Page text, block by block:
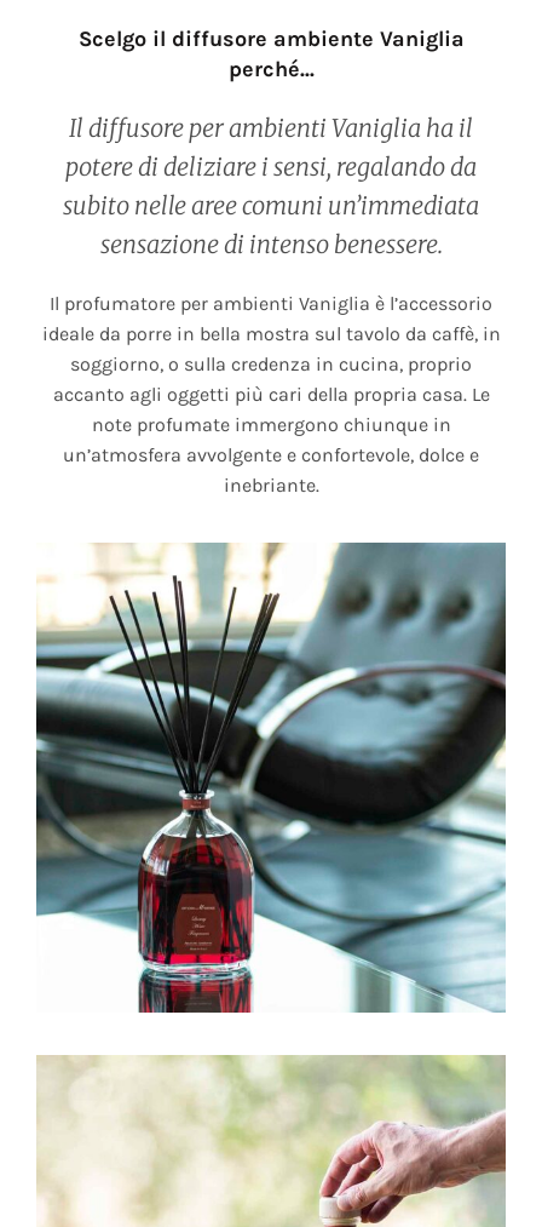
Scelgo il diffusore ambiente Vaniglia
perché...
Il diffusore per ambienti Vaniglia ha il
potere di deliziare i sensi, regalando da
subito nelle aree comuni un’immediata
sensazione di intenso benessere.
Il profumatore per ambienti Vaniglia è l’accessorio
ideale da porre in bella mostra sul tavolo da caffè, in
soggiorno, o sulla credenza in cucina, proprio
accanto agli oggetti più cari della propria casa. Le
note profumate immergono chiunque in
un’atmosfera avvolgente e confortevole, dolce e
inebriante.